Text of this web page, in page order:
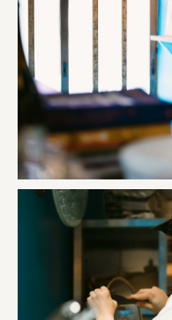
株式会社レリアン
日本出版販売株式会
一般社団法人日本家
フードバレーとかち
株式会社 中華・高橋
株式会社ITC
オクズミ商事
学校法人加藤学園